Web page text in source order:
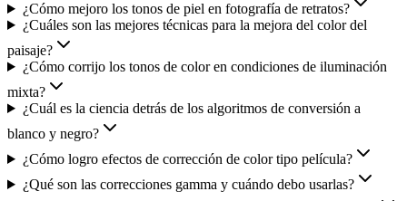
¿Cómo mejoro los tonos de piel en fotografía de retratos?
¿Cuáles son las mejores técnicas para la mejora del color del
paisaje?
¿Cómo corrijo los tonos de color en condiciones de iluminación
mixta?
¿Cuál es la ciencia detrás de los algoritmos de conversión a
blanco y negro?
¿Cómo logro efectos de corrección de color tipo película?
¿Qué son las correcciones gamma y cuándo debo usarlas?